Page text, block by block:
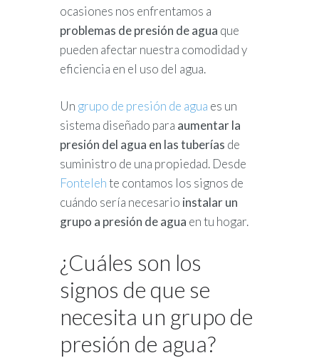
ocasiones nos enfrentamos a
problemas de presión de agua que
pueden afectar nuestra comodidad y
eficiencia en el uso del agua.
Un grupo de presión de agua es un
sistema diseñado para aumentar la
presión del agua en las tuberías de
suministro de una propiedad. Desde
Fontelehte contamos los signos de
cuándo sería necesario instalar un
grupo a presión de agua en tu hogar.
¿Cuáles son los
signos de que se
necesita un grupo de
presión de agua?